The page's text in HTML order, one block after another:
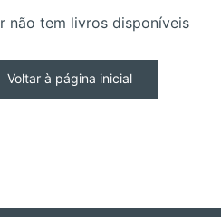
não tem livros disponíveis
Voltar à página inicial